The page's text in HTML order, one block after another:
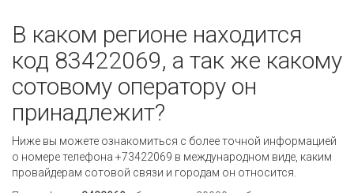
В каком регионе находится
код 83422069, а так же какому
сотовому оператору он
принадлежит?
Ниже вы можете ознакомиться с более точной информацией
о номере телефона +73422069 в международном виде, каким
провайдерам сотовой связи и городам он относится.